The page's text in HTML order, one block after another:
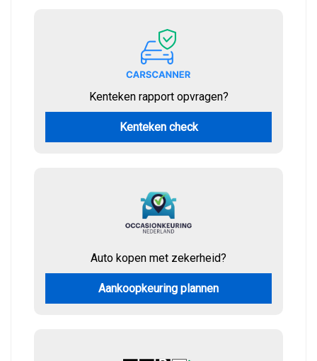
Kenteken rapport opvragen?
Kenteken check
Auto kopen met zekerheid?
Aankoopkeuring plannen